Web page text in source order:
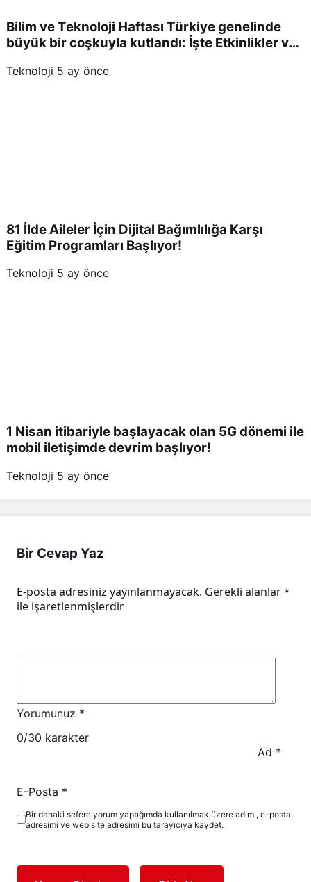
Bilim ve Teknoloji Haftası Türkiye genelinde
büyük bir coşkuyla kutlandı: İşte Etkinlikler ve
Teknoloji 5 ay önce
81 İlde Aileler İçin Dijital Bağımlılığa Karşı
Eğitim Programları Başlıyor!
Teknoloji 5 ay önce
1 Nisan itibariyle başlayacak olan 5G dönemi ile
mobil iletişimde devrim başlıyor!
Teknoloji 5 ay önce
Bir Cevap Yaz
E-posta adresiniz yayınlanmayacak. Gerekli alanlar*
ile işaretlenmişlerdir
Yorumunuz *
0/30 karakter
Ad *
E-Posta *
Bir dahaki sefere yorum yaptığımda kullanılmak üzere adımı, e-posta
adresimi ve web site adresimi bu tarayıcıya kaydet.